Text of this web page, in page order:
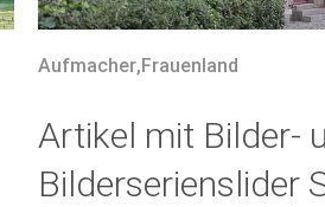
Aufmacher,Frauenland
Artikel mit Bilder-
Bilderserienslider